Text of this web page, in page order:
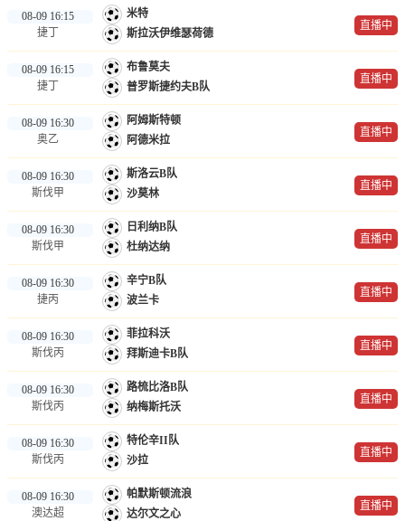
08-09 16:15
捷丁
米特
斯拉沃伊维瑟荷德
直播中
08-09 16:15
捷丁
布鲁莫夫
普罗斯捷约夫B队
直播中
08-09 16:30
奥乙
阿姆斯特顿
阿德米拉
直播中
08-09 16:30
斯伐甲
斯洛云B队
沙莫林
直播中
08-09 16:30
斯伐甲
日利纳B队
杜纳达纳
直播中
08-09 16:30
捷丙
辛宁B队
波兰卡
直播中
08-09 16:30
斯伐丙
菲拉科沃
拜斯迪卡B队
直播中
08-09 16:30
斯伐丙
路梳比洛B队
纳梅斯托沃
直播中
08-09 16:30
斯伐丙
特伦辛II队
沙拉
直播中
08-09 16:30
澳达超
帕默斯顿流浪
达尔文之心
直播中